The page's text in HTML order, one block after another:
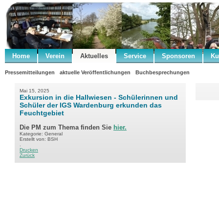
Home Verein Aktuelles Service Sponsoren
Pressemitteilungen aktuelle Veröffentlichungen Buchbesprechungen
Mai 15, 2025
Exkursion in die Hallwiesen - Schülerinnen und
Schüler der IGS Wardenburg erkunden das
Feuchtgebiet
Die PM zum Thema finden Sie hier.
Kategorie: General
Erstellt von: BSH
Drucken
Zurück